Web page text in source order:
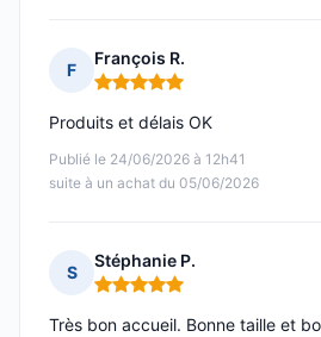
F
François R.
Note : 5 sur 5
Publié le 24/06/2026 à 12h41
suite à un achat du 05/06/2026
Produits et délais OK
S
Stéphanie P.
Note : 5 sur 5
Très bon accueil. Bonne taille et